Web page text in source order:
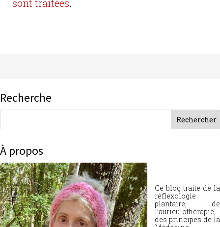
sont traitées.
Recherche
À propos
Ce blog traite de la
réflexologie
plantaire, de
l’auriculothérapie,
des principes de la